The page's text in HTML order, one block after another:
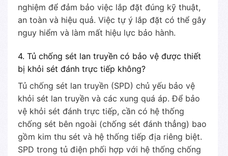
nghiệm để đảm bảo việc lắp đặt đúng kỹ thuật,
an toàn và hiệu quả. Việc tự ý lắp đặt có thể gây
nguy hiểm và làm mất hiệu lực bảo hành.
4. Tủ chống sét lan truyền có bảo vệ được thiết
bị khỏi sét đánh trực tiếp không?
Tủ chống sét lan truyền (SPD) chủ yếu bảo vệ
khỏi sét lan truyền và các xung quá áp. Để bảo
vệ khỏi sét đánh trực tiếp, cần có hệ thống
chống sét bên ngoài (chống sét đánh thẳng) bao
gồm kim thu sét và hệ thống tiếp địa riêng biệt.
SPD trong tủ điện phối hợp với hệ thống chống